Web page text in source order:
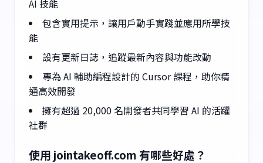
AI 技能
包含實用提示，讓用戶動手實踐並應用所學技
能
設有更新日誌，追蹤最新內容與功能改動
專為 AI 輔助編程設計的 Cursor 課程，助你精
通高效開發
擁有超過 20,000 名開發者共同學習 AI 的活躍
社群
使用 jointakeoff.com 有哪些好處？